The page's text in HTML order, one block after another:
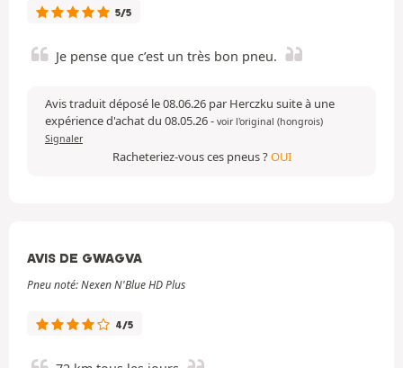
5/5
Je pense que c’est un très bon pneu.
Avis traduit déposé le 08.06.26 par Herczku suite à une
expérience d'achat du 08.05.26- voir l'original (hongrois)
Signaler
Racheteriez-vous ces pneus ?OUI
AVIS DE GWAGVA
Pneu noté: Nexen N'Blue HD Plus
4/5